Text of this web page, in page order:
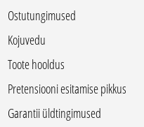
Ostutungimused
Kojuvedu
Toote hooldus
Pretensiooni esitamise pikkus
Garantii üldtingimused